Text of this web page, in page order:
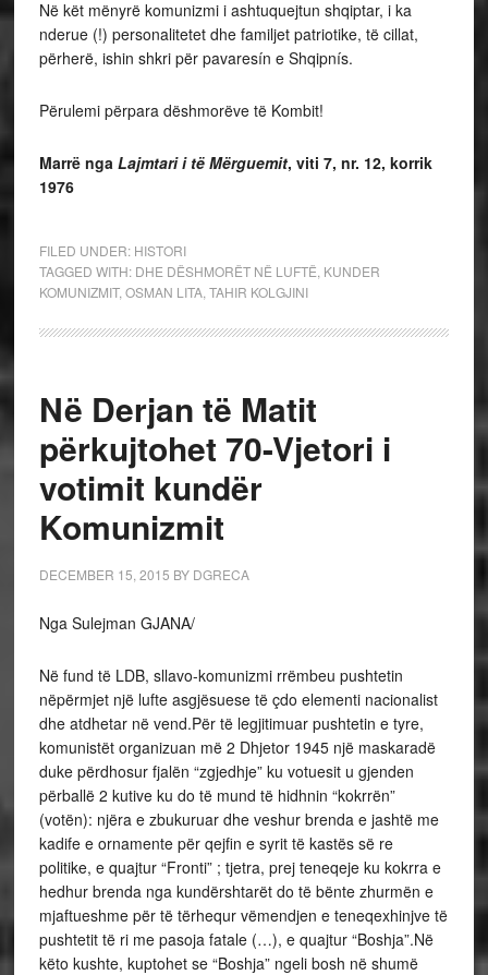
Në kët mënyrë komunizmi i ashtuquejtun shqiptar, i ka
nderue (!) personalitetet dhe familjet patriotike, të cillat,
përherë, ishin shkri për pavaresín e Shqipnís.
Përulemi përpara dëshmorëve të Kombit!
Marrë nga Lajmtari i të Mërguemit, viti 7, nr. 12, korrik
1976
FILED UNDER: HISTORI
TAGGED WITH: DHE DËSHMORËT NË LUFTË KUNDER
KOMUNIZMIT, OSMAN LITA, TAHIR KOLGJINI
Në Derjan të Matit
përkujtohet 70-Vjetori i
votimit kundër
Komunizmit
DECEMBER 15, 2015 BY DGRECA
Nga Sulejman GJANA/
Në fund të LDB, sllavo-komunizmi rrëmbeu pushtetin
nëpërmjet një lufte asgjësuese të çdo elementi nacionalist
dhe atdhetar në vend.Për të legjitimuar pushtetin e tyre,
komunistët organizuan më 2 Dhjetor 1945 një maskaradë
duke përdhosur fjalën “zgjedhje” ku votuesit u gjenden
përballë 2 kutive ku do të mund të hidhnin “kokrrën”
(votën): njëra e zbukuruar dhe veshur brenda e jashtë me
kadife e ornamente për qejfin e syrit të kastës së re
politike, e quajtur “Fronti” ; tjetra, prej teneqeje ku kokrra e
hedhur brenda nga kundërshtarët do të bënte zhurmën e
mjaftueshme për të tërhequr vëmendjen e teneqexhinjve të
pushtetit të ri me pasoja fatale (…), e quajtur “Boshja”.Në
këto kushte, kuptohet se “Boshja” ngeli bosh në shumë